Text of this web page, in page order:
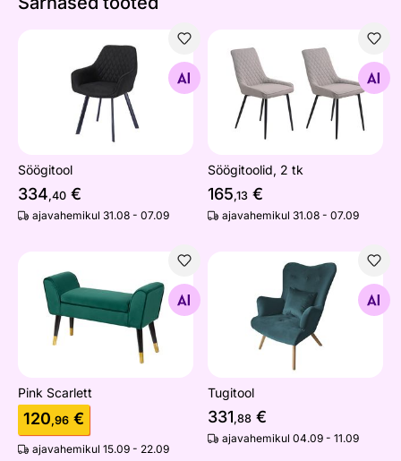
Otsi sarnaseid
Söögitool
334,40 €
ajavahemikul 31.08 - 07.09
Söögitoolid, 2 tk
Otsi sarnaseid
Söögitoolid, 2 tk
165,13 €
ajavahemikul 31.08 - 07.09
Pink Scarlett
Otsi sarnaseid
Pink Scarlett
120,96 €
ajavahemikul 15.09 - 22.09
Otsi sarnaseid
Tugitool
331,88 €
ajavahemikul 04.09 - 11.09